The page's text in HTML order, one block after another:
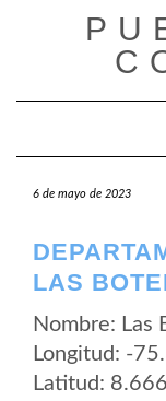
6 de mayo de 2023
LAS
Nombre: Las
Longitud: -
Latitud: